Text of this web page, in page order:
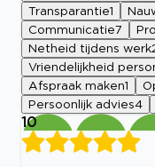
Transparantie1
Communicatie7
Netheid tijdens werk
Vriendelijkheid
Afspraak maken1
Persoonlijk advies4
10